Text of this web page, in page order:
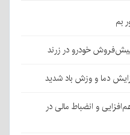
بم
دما و وزش باد شدید
و انضباط مالی در